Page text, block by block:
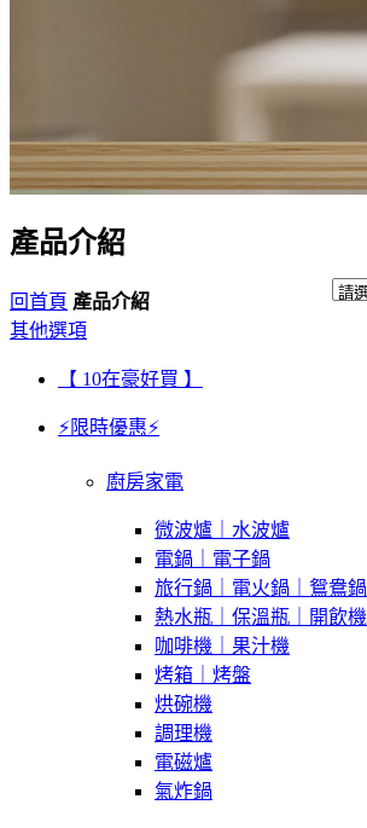
產品介紹
回首頁 產品介紹
其他選項
【 10在豪好買 】
⚡限時優惠⚡
廚房家電
微波爐｜水波爐
電鍋｜電子鍋
旅行鍋｜電火鍋｜鴛鴦鍋
熱水瓶｜保溫瓶｜開飲機
咖啡機｜果汁機
烤箱｜烤盤
烘碗機
調理機
電磁爐
氣炸鍋